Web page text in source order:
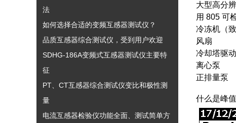
法
如何选择合适的变频互感器测试仪？
品质互感器综合测试仪，受到用户欢迎
SDHG-186A变频式互感器测试仪主要特
征
PT、CT互感器综合测试仪变比和极性测
量
电流互感器检验仪功能全面、测试简单方
大型高分
用 805 可
冷冻机（致
风扇
冷却塔驱
离心泵
正排量泵
什么是峰